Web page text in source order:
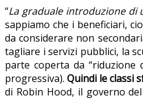
“La graduale introduzione di
sappiamo che i beneficiari,
da considerare non
tagliare i servizi pubblici, la
parte coperta da “riduzione
progressiva). Quindi le classi
di Robin Hood, il governo